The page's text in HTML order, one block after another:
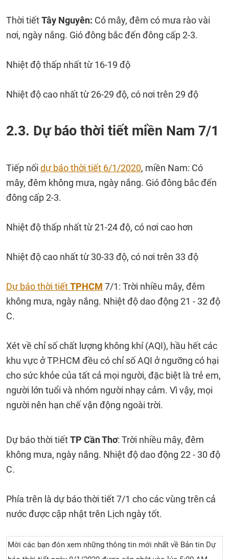
Thời tiếtTây Nguyên: Có mây, đêm có mưa rào vài
nơi, ngày nắng. Gió đông bắc đến đông cấp 2-3.
Nhiệt độ thấp nhất từ 16-19 độ
Nhiệt độ cao nhất từ 26-29 độ, có nơi trên 29 độ
2.3. Dự báo thời tiết miền Nam 7/1
Tiếp nối dự báo thời tiết 6/1/2020, miền Nam: Có
mây, đêm không mưa, ngày nắng. Gió đông bắc đến
đông cấp 2-3.
Nhiệt độ thấp nhất từ 21-24 độ, có nơi cao hơn
Nhiệt độ cao nhất từ 30-33 độ, có nơi trên 33 độ
Dự báo thời tiếtTPHCM 7/1: Trời nhiều mây, đêm
không mưa, ngày nắng. Nhiệt độ dao động 21 - 32 độ
C.
Xét về chỉ số chất lượng không khí (AQI), hầu hết các
khu vực ở TP.HCM đều có chỉ số AQI ở ngưỡng có hại
cho sức khỏe của tất cả mọi người, đặc biệt là trẻ em,
người lớn tuổi và nhóm người nhạy cảm. Vì vậy, mọi
người nên hạn chế vận động ngoài trời.
Dự báo thời tiếtTP Cần Thơ: Trời nhiều mây, đêm
không mưa, ngày nắng. Nhiệt độ dao động 22 - 30 độ
C.
Phía trên là dự báo thời tiết 7/1 cho các vùng trên cả
nước được cập nhật trên Lịch ngày tốt.
Mời các bạn đón xem những thông tin mới nhất về Bản tin Dự